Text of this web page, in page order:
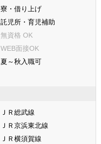
寮・借り上げ
託児所・育児補助
無資格 OK
WEB面接OK
夏～秋入職可
ＪＲ総武線
ＪＲ京浜東北線
ＪＲ横須賀線